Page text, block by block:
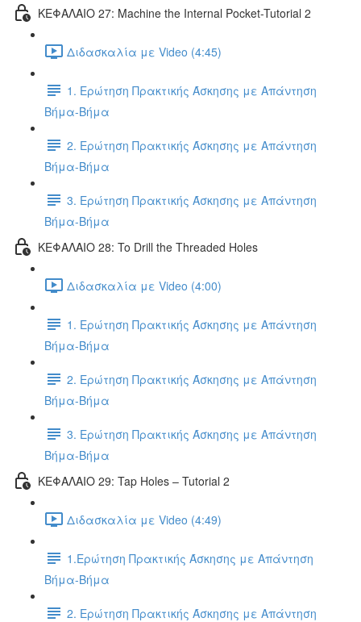
ΚΕΦΑΛΑΙΟ 27: Machine the Internal Pocket-Tutorial 2
Διδασκαλία με Video (4:45)
1. Ερώτηση Πρακτικής Άσκησης με Απάντηση
Βήμα-Βήμα
2. Ερώτηση Πρακτικής Άσκησης με Απάντηση
Βήμα-Βήμα
3. Ερώτηση Πρακτικής Άσκησης με Απάντηση
Βήμα-Βήμα
ΚΕΦΑΛΑΙΟ 28: To Drill the Threaded Holes
Διδασκαλία με Video (4:00)
1. Ερώτηση Πρακτικής Άσκησης με Απάντηση
Βήμα-Βήμα
2. Ερώτηση Πρακτικής Άσκησης με Απάντηση
Βήμα-Βήμα
3. Ερώτηση Πρακτικής Άσκησης με Απάντηση
Βήμα-Βήμα
ΚΕΦΑΛΑΙΟ 29: Tap Holes – Tutorial 2
Διδασκαλία με Video (4:49)
1.Ερώτηση Πρακτικής Άσκησης με Απάντηση
Βήμα-Βήμα
2. Ερώτηση Πρακτικής Άσκησης με Απάντηση